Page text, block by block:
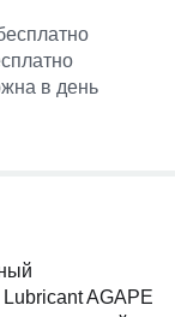
в день
AGAPE